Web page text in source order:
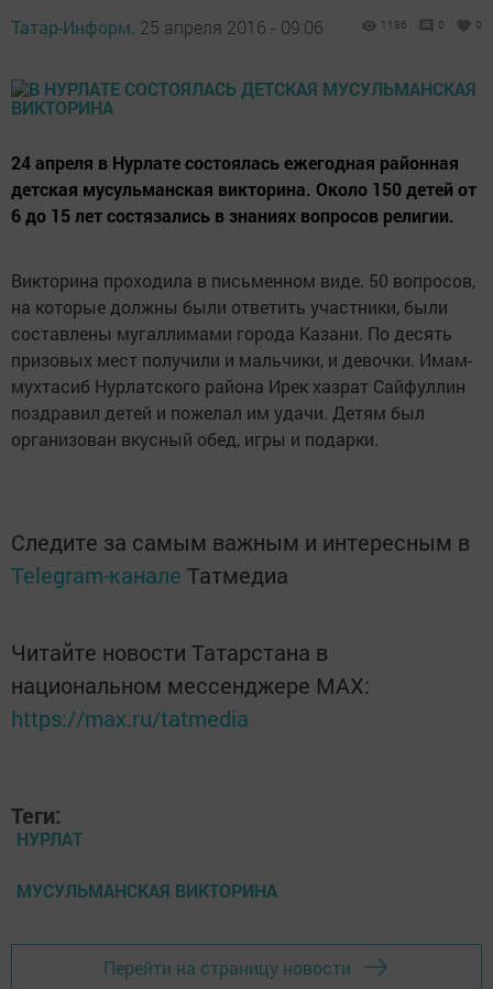
Татар-Информ, 25 апреля 2016 - 09:06 1186 0 0
24 апреля в Нурлате состоялась ежегодная районная
детская мусульманская викторина. Около 150 детей от
6 до 15 лет состязались в знаниях вопросов религии.
Викторина проходила в письменном виде. 50 вопросов,
на которые должны были ответить участники, были
составлены мугаллимами города Казани. По десять
призовых мест получили и мальчики, и девочки. Имам-
мухтасиб Нурлатского района Ирек хазрат Сайфуллин
поздравил детей и пожелал им удачи. Детям был
организован вкусный обед, игры и подарки.
Следите за самым важным и интересным в
Telegram-канале Татмедиа
Читайте новости Татарстана в
национальном мессенджере MАХ:
https://max.ru/tatmedia
Теги:
НУРЛАТ
МУСУЛЬМАНСКАЯ ВИКТОРИНА
Перейти на страницу новости